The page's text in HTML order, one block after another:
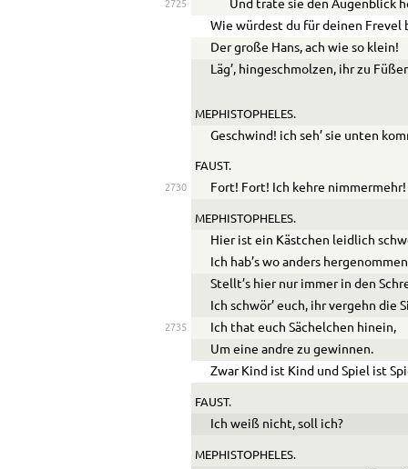
2725
Und träte sie den Augenblick
Wie würdest du für deinen Frevel
Der große Hans, ach wie so klein!
Läg’, hingeschmolzen, ihr zu
MEPHISTOPHELES.
Geschwind! ich seh’ sie unten
FAUST.
2730 Fort! Fort! Ich kehre nimmermehr!
MEPHISTOPHELES.
Hier ist ein Kästchen leidlich
Ich hab’s wo anders
Stellt’s hier nur immer in den
Ich schwör’ euch, ihr vergehn die
2735
Ich that euch Sächelchen hinein,
Um eine andre zu gewinnen.
Zwar Kind ist Kind und Spiel ist
FAUST.
Ich weiß nicht, soll ich?
MEPHISTOPHELES.